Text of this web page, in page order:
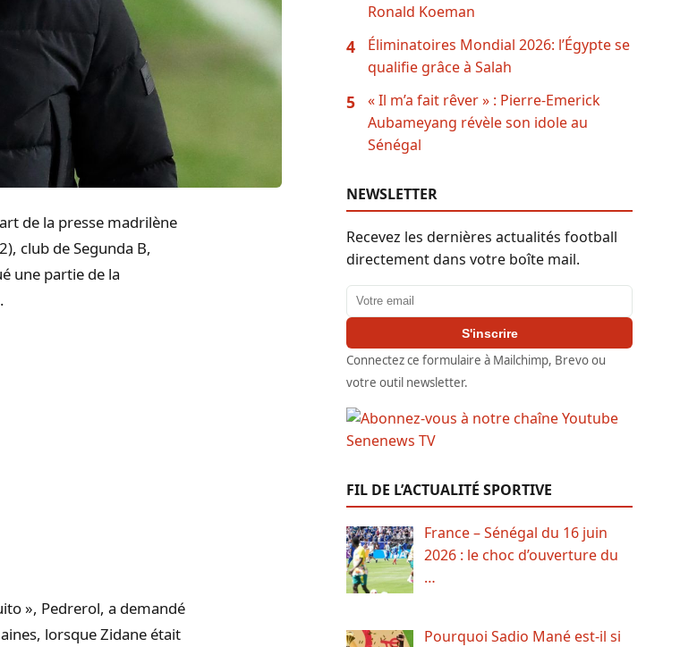
de la presse madrilène
club de Segunda B,
une partie de la
», Pedrerol, a demandé
lorsque Zidane était
Ronald Koeman
4
Éliminatoires Mondial 2026: l’Égypte se
qualifie grâce à Salah
5
« Il m’a fait rêver » : Pierre-Emerick
Aubameyang révèle son idole au
Sénégal
NEWSLETTER
Recevez les dernières actualités football
directement dans votre boîte mail.
Adresse email
S'inscrire
Connectez ce formulaire à Mailchimp, Brevo ou
votre outil newsletter.
FIL DE L’ACTUALITÉ SPORTIVE
France – Sénégal du 16 juin
2026 : le choc d’ouverture du
…
Pourquoi Sadio Mané est-il si